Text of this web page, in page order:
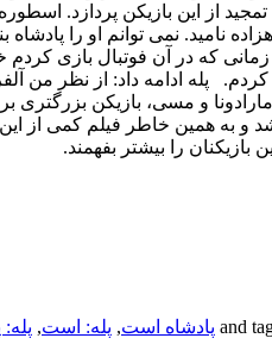
از این بازیکن پردازد.
نامید. نمی توانم او را
که در آن فوتبال بازی
پله ادامه داد: از نظر من
و مسی، بازیکن بزرگتری
و به همین خاطر فیلم کمی از
را بیشتر بفهمند.
پادشاه است, پله: است,